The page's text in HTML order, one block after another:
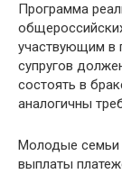
Программа
участвующим в
супругов
состоять в
аналогичны
Молодые семьи
выплаты